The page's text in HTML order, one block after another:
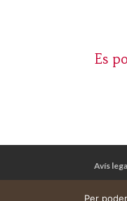
Es
Avís
Per